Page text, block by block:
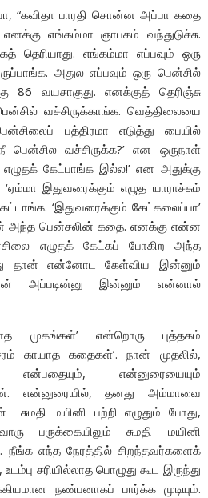
“கவிதா பாரதி சொன்ன அப்பா கதை
எங்கம்மா ஞாபகம் வந்துடுச்சு.
தெரியாது. எங்கம்மா எப்பவும் ஒரு
அதுல எப்பவும் ஒரு பென்சில்
86 வயசாகுது. எனக்குத் தெரிஞ்சு
வச்சிருக்காங்க. வெத்திலையை
பத்திரமா எடுத்து பையில்
பென்சில வச்சிருக்க?’ என ஒருநாள்
எழுதக் கேட்பாங்க இல்ல!’ என அதுக்கு
இதுவரைக்கும் எழுத யாராச்சும்
‘இதுவரைக்கும் கேட்கலைப்பா’
பென்சலின் கதை. எனக்கு என்ன
எழுதக் கேட்கப் போகிற அந்த
தான் என்னோட கேள்விய இன்னும்
ஏன் அப்படின்னு இன்னும் என்னால்
முகங்கள்’ என்றொரு புத்தகம்
காயாத கதைகள்’. நான் முதலில்,
என்னுரையையும்
என்னுரையில், தனது அம்மாவை
சுமதி மயினி பற்றி எழுதும் போது,
பருக்கையிலும் சுமதி மயினி
நீங்க எந்த நேரத்தில் சிறந்தவர்களைக்
சரியில்லாத பொழுது கூட இருந்து
நண்பனாகப் பார்க்க முடியும்.